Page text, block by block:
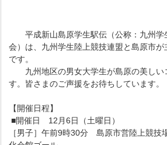
平成新山島原学生駅伝（公称：九州学
会）は、九州学生陸上競技連盟と島原市
です。
九州地区の男女大学生が島原の美しい
す。皆さまのご声援をお待ちしています。
【開催日程】
■開催日 12月6日（土曜日）
［男子］午前9時30分 島原市営陸上競